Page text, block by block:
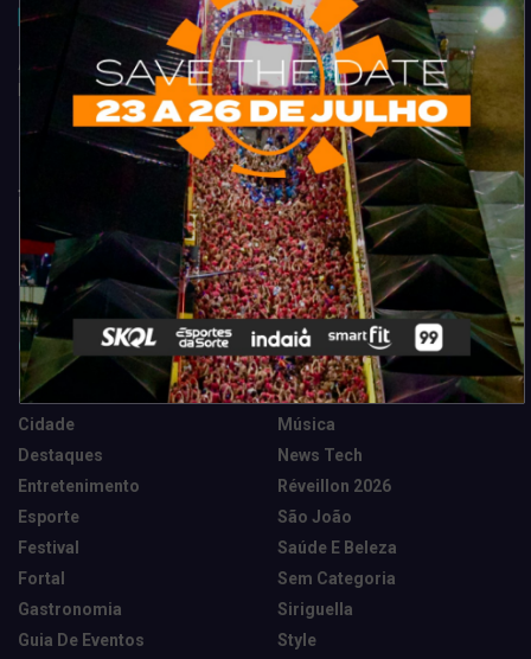
Acompanhe todas as novidades do entretenimento na região de
Fortaleza. Dicas, promoções, coberturas exclusivas e muito mais.
Categorias
Camarote Vip Junino
Cidade
Destaques
Entretenimento
Esporte
Festival
Fortal
Gastronomia
Guia De Eventos
Marketing E Negócios
Música
News Tech
Réveillon 2026
São João
Saúde E Beleza
Sem Categoria
Siriguella
Style